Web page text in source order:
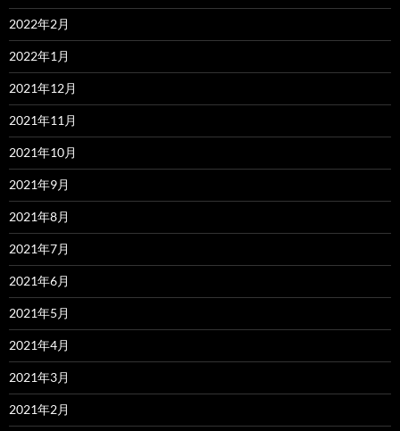
2022年2月
2022年1月
2021年12月
2021年11月
2021年10月
2021年9月
2021年8月
2021年7月
2021年6月
2021年5月
2021年4月
2021年3月
2021年2月